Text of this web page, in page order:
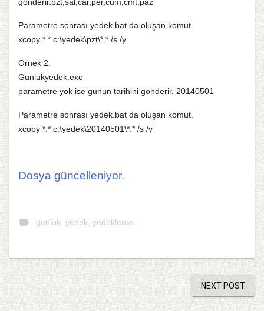
Parametre sonrası yedek.bat da oluşan komut.
xcopy *.* c:\yedek\pzt\*.* /s /y
Örnek 2:
Gunlukyedek.exe
parametre yok ise gunun tarihini gonderir. 20140501
Parametre sonrası yedek.bat da oluşan komut.
xcopy *.* c:\yedek\20140501\*.* /s /y
Dosya güncelleniyor.
label günlük yedek yedekleme
NEXT POST